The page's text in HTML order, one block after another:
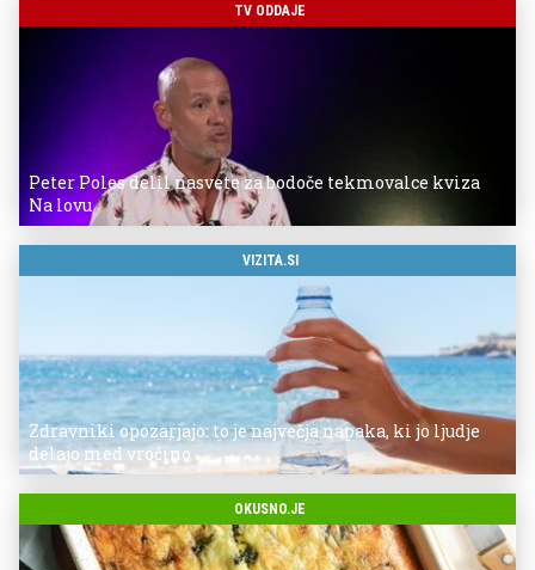
TV ODDAJE
Peter Poles delil nasvete za bodoče tekmovalce kviza
Na lovu
VIZITA.SI
Zdravniki opozarjajo: to je največja napaka, ki jo ljudje
delajo med vročino
OKUSNO.JE